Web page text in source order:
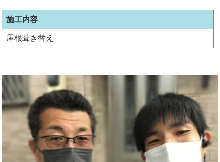
施工内容
屋根葺き替え